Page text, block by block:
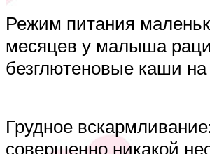
Режим питания
месяцев у малыша
безглютеновые каши
Грудное
совершенно никакой